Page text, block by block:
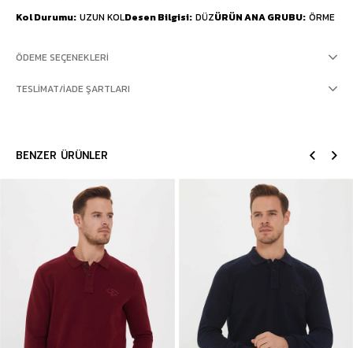
Kol Durumu UZUN KOLDesen Bilgisi DÜZÜRÜN ANA GRUBU ÖRME
ÖDEME SEÇENEKLERI
TESLIMAT/İADE ŞARTLARI
BENZER ÜRÜNLER